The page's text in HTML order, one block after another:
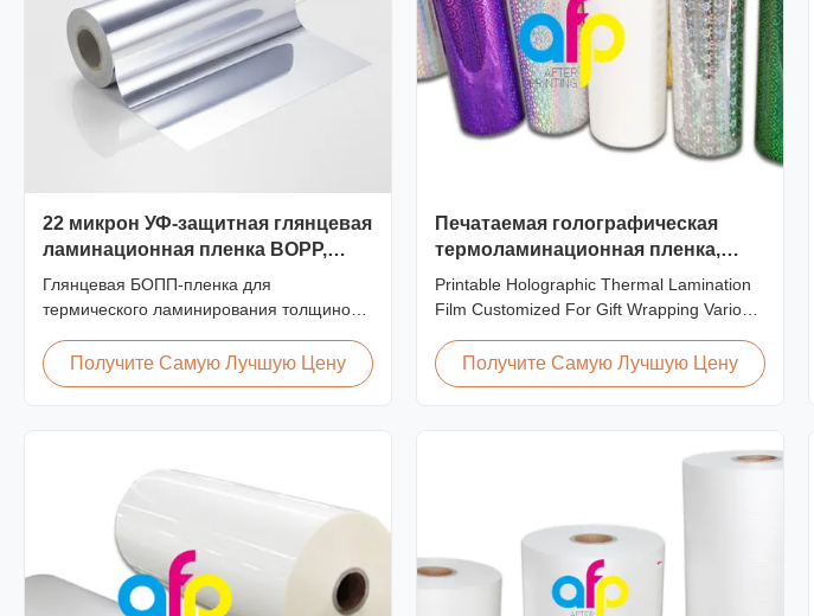
22 микрон УФ-защитная глянцевая
ламинационная пленка BOPP,
устойчивая к царапинам
Глянцевая БОПП-пленка для
термического ламинирования толщиной
ингибиторами УФ-излучения, устойчивым
к царапинам твердым покрытием,
долговременных дисплеев.
Получите Самую Лучшую Цену
Печатаемая голографическая
термоламинационная пленка,
изготовленная на заказ для
упаковки подарков
Printable Holographic Thermal Lamination
Film Customized For Gift Wrapping Various
Film for Gift Wrapping Our comprehensive
range of holographic thermal lamination
Получите Самую Лучшую Цену